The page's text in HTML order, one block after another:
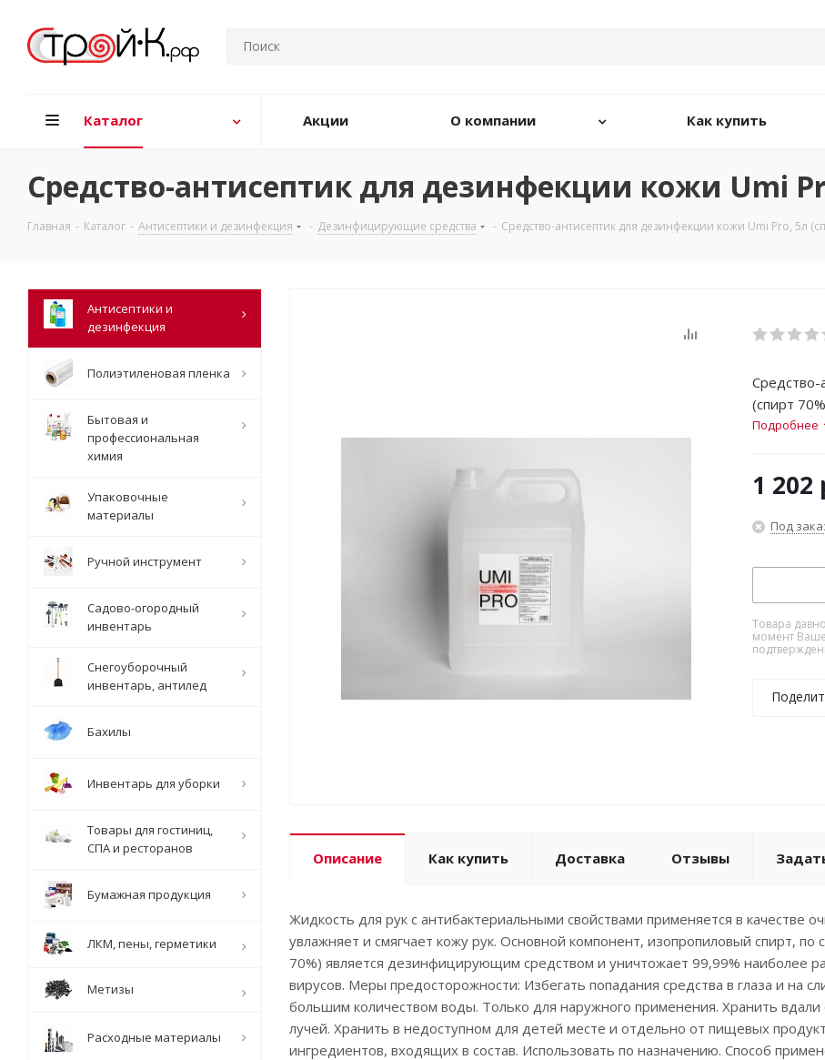
Каталог Акции О компании Как купить
Средство-антисептик для дезинфекции кожи Umi
Главная - Каталог - Антисептики и дезинфекция - Дезинфицирующие средства - Средство-антисептик для дезинфекции кожи Umi Pro, 5л
Средство-
(спирт
Подробнее
1 202
Под
Товара
момент
Описание Как купить Доставка Отзывы
Жидкость для рук с антибактериальными свойствами применяется в качестве
увлажняет и смягчает кожу рук. Основной компонент, изопропиловый спирт,
70%) является дезинфицирующим средством и уничтожает 99,99% наиболее
вирусов. Меры предосторожности: Избегать попадания средства в глаза и на
большим количеством воды. Только для наружного применения. Хранить
лучей. Хранить в недоступном для детей месте и отдельно от пищевых
ингредиентов, входящих в состав. Использовать по назначению. Способ
Антисептики и
дезинфекция
Полиэтиленовая пленка
Бытовая и
профессиональная
химия
Упаковочные
материалы
Ручной инструмент
Садово-огородный
инвентарь
Снегоуборочный
инвентарь, антилед
Бахилы
Инвентарь для уборки
Товары для гостиниц,
СПА и ресторанов
Бумажная продукция
ЛКМ, пены, герметики
Метизы
Расходные материалы